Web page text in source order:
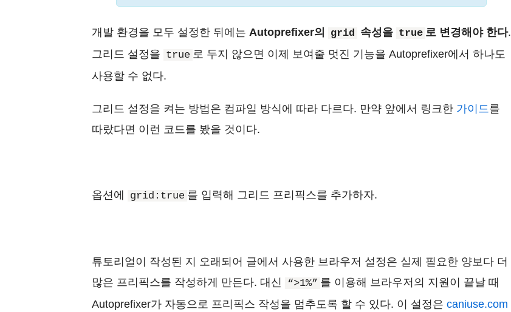
개발 환경을 모두 설정한 뒤에는 Autoprefixer의 grid 속성을 true 로 변경해야 한다.
그리드 설정을 true 로 두지 않으면 이제 보여줄 멋진 기능을 Autoprefixer에서 하나도
사용할 수 없다.
그리드 설정을 켜는 방법은 컴파일 방식에 따라 다르다. 만약 앞에서 링크한 가이드를
따랐다면 이런 코드를 봤을 것이다.
옵션에 grid:true 를 입력해 그리드 프리픽스를 추가하자.
튜토리얼이 작성된 지 오래되어 글에서 사용한 브라우저 설정은 실제 필요한 양보다 더
많은 프리픽스를 작성하게 만든다. 대신
“>1%” 를 이용해 브라우저의 지원이 끝날 때
Autoprefixer가 자동으로 프리픽스 작성을 멈추도록 할 수 있다. 이 설정은 caniuse.com